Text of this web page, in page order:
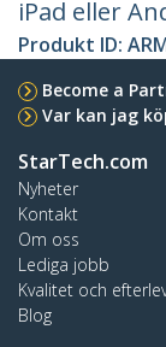
iPad eller
Produkt ID:
Become a
Var kan jag
StarTech.com
Nyheter
Kontakt
Om oss
Lediga jobb
Kvalitet och
Blog